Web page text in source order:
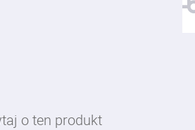
o ten produkt